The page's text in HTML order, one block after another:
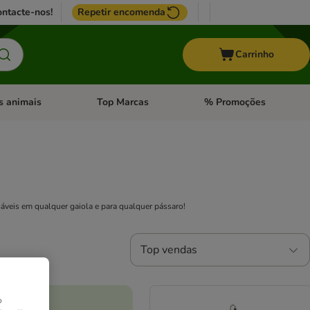
nos! Repetir encomenda
Carrinho
de categoria: Pássaros
animais Abrir menu de categoria: Outros animais
Top Marcas Abrir menu de categoria:
% Promoções
em qualquer gaiola e para qualquer pássaro!
Top vendas